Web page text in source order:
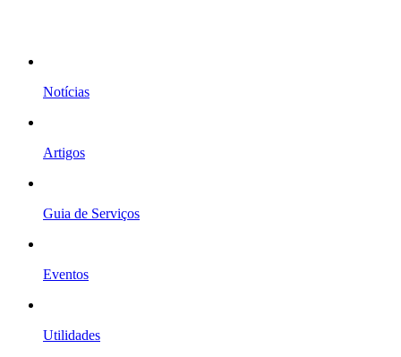
Notícias
Artigos
Guia de Serviços
Eventos
Utilidades